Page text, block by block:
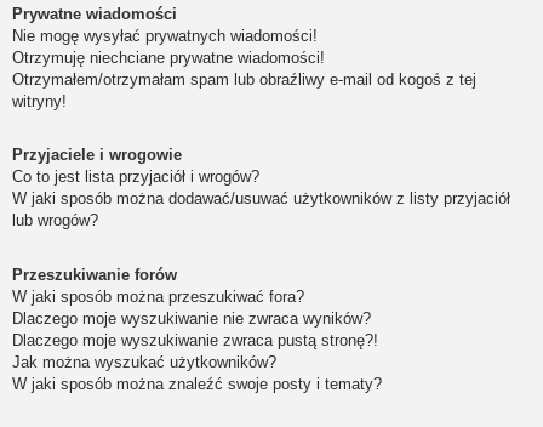
Prywatne wiadomości
Nie mogę wysyłać prywatnych wiadomości!
Otrzymuję niechciane prywatne wiadomości!
Otrzymałem/otrzymałam spam lub obraźliwy e-mail od kogoś z tej
witryny!
Przyjaciele i wrogowie
Co to jest lista przyjaciół i wrogów?
W jaki sposób można dodawać/usuwać użytkowników z listy przyjaciół
lub wrogów?
Przeszukiwanie forów
W jaki sposób można przeszukiwać fora?
Dlaczego moje wyszukiwanie nie zwraca wyników?
Dlaczego moje wyszukiwanie zwraca pustą stronę?!
Jak można wyszukać użytkowników?
W jaki sposób można znaleźć swoje posty i tematy?